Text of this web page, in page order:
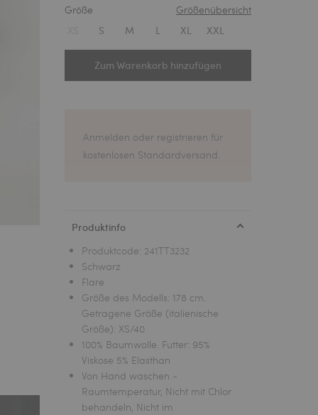
Größe
Größenübersicht
S M L XL XXL
Zum Warenkorb hinzufügen
Anmelden oder registrieren für
kostenlosen Standardversand.
Produktinfo
Produktcode: 241TT3232
Schwarz
Flare
Größe des Modells: 178 cm.
Getragene Größe (italienische
Größe): XS/40
100% Baumwolle. Futter: 95%
Viskose 5% Elasthan
Von Hand waschen -
Raumtemperatur, Nicht mit Chlor
behandeln, Nicht im